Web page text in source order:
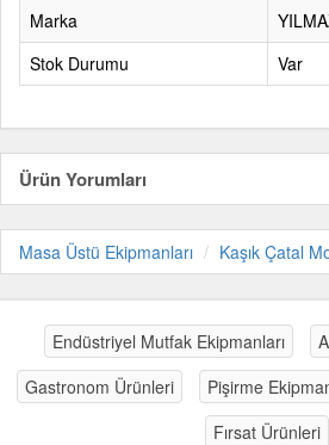
Marka
Stok Durumu
Var
Ürün Yorumları
Masa Üstü Ekipmanları Kaşık Çatal
Endüstriyel Mutfak Ekipmanları
Gastronom Ürünleri
Pişirme
Fırsat Ürünleri